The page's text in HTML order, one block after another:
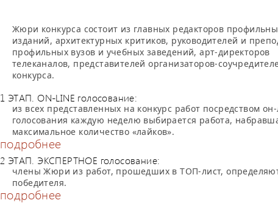
Жюри конкурса состоит из главных редакторов
изданий, архитектурных критиков, руководителей и
профильных вузов и учебных заведений, арт-директоров
телеканалов, представителей организаторов-
конкурса.
1 ЭТАП. ON-LINE голосование:
из всех представленных на конкурс работ посредством
голосования каждую неделю выбирается работа,
максимальное количество «лайков».
подробнее
2 ЭТАП. ЭКСПЕРТНОЕ голосование:
члены Жюри из работ, прошедших в ТОП-лист,
победителя.
подробнее